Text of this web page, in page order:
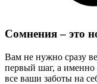
Сомнения – это
Вам не нужно сразу
первый шаг, а
все ваши заботы на